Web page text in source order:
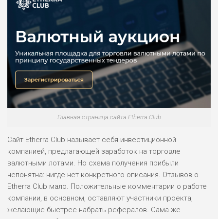
Главная страница сайта Etherra Club
Сайт Etherra Club называет себя инвестиционной
компанией, предлагающей заработок на торговле
валютными лотами. Но схема получения прибыли
непонятна: нигде нет конкретного описания. Отзывов о
Etherra Club мало. Положительные комментарии о работе
компании, в основном, оставляют участники проекта,
желающие быстрее набрать рефералов. Сама же